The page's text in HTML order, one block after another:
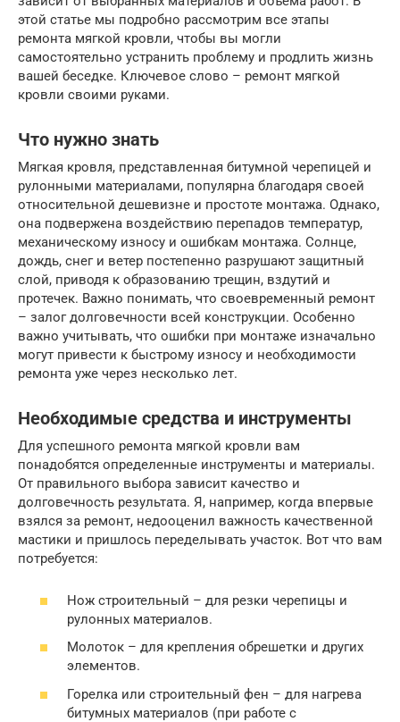
этой статье мы подробно рассмотрим все этапы
ремонта мягкой кровли, чтобы вы могли
самостоятельно устранить проблему и продлить жизнь
вашей беседке. Ключевое слово – ремонт мягкой
кровли своими руками.
Что нужно знать
Мягкая кровля, представленная битумной черепицей и
рулонными материалами, популярна благодаря своей
относительной дешевизне и простоте монтажа. Однако,
она подвержена воздействию перепадов температур,
механическому износу и ошибкам монтажа. Солнце,
дождь, снег и ветер постепенно разрушают защитный
слой, приводя к образованию трещин, вздутий и
протечек. Важно понимать, что своевременный ремонт
– залог долговечности всей конструкции. Особенно
важно учитывать, что ошибки при монтаже изначально
могут привести к быстрому износу и необходимости
ремонта уже через несколько лет.
Необходимые средства и инструменты
Для успешного ремонта мягкой кровли вам
понадобятся определенные инструменты и материалы.
От правильного выбора зависит качество и
долговечность результата. Я, например, когда впервые
взялся за ремонт, недооценил важность качественной
мастики и пришлось переделывать участок. Вот что вам
потребуется:
Нож строительный – для резки черепицы и
рулонных материалов.
Молоток – для крепления обрешетки и других
элементов.
Горелка или строительный фен – для нагрева
битумных материалов (при работе с